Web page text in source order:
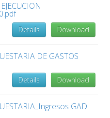
Download
Details
DE GASTOS
Download
Details
GAD